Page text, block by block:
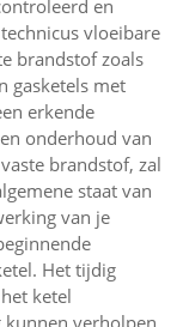
en
vloeibare
brandstof zoals
gasketels met
erkende
onderhoud van
brandstof, zal
staat van
van je
Het tijdig
ketel